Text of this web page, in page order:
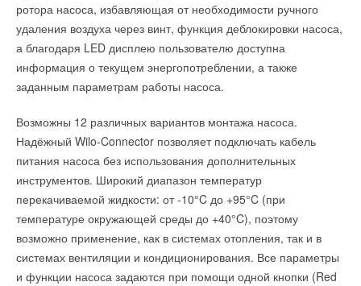
ротора насоса, избавляющая от необходимости ручного
удаления воздуха через винт, функция деблокировки насоса,
а благодаря LED дисплею пользователю доступна
информация о текущем энергопотреблении, а также
заданным параметрам работы насоса.
Возможны 12 различных вариантов монтажа насоса.
Надёжный Wilo-Connector позволяет подключать кабель
питания насоса без использования дополнительных
инструментов. Широкий диапазон температур
перекачиваемой жидкости: от -10°C до +95°C (при
температуре окружающей среды до +40°C), поэтому
возможно применение, как в системах отопления, так и в
системах вентиляции и кондиционирования. Все параметры
и функции насоса задаются при помощи одной кнопки (Red
→ Вся правда о кондиционерах Fujitsu General
НОВОСТИ СОК 18 ИЮЛЯ 2013
Комментарии
В этой теме еще нет комментариев
Добавить комментарий
→
Viessmann вывела на рынок тепловой насос Vitocal 200-
A
→
В Московской области локализуют производство
настенных газовых котлов
→
От проблемы к решению: как один проект изменил
→
нагрева Aquamax W/WE
→
Третий ежегодный «Кубок сварки Гермес» для молодых
профессионалов
→
Исследование эффективности работы турбированного
котла на газовом топливе
→ Шкафы управления для паровых котлов от «Гермес»
НОВОСТИ СОК 31 ОКТЯБРЯ 2025
→
Открытие второго производственного цеха Гермес-